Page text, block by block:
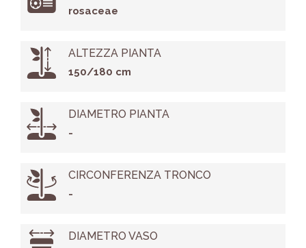
rosaceae
ALTEZZA PIANTA
150/180 cm
DIAMETRO PIANTA
-
CIRCONFERENZA TRONCO
-
DIAMETRO VASO